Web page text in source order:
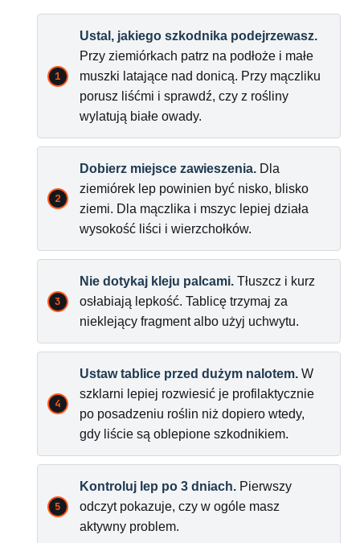
Ustal, jakiego szkodnika podejrzewasz.
Przy ziemiórkach patrz na podłoże i małe
muszki latające nad donicą. Przy mączliku
porusz liśćmi i sprawdź, czy z rośliny
wylatują białe owady.
Dobierz miejsce zawieszenia. Dla
ziemiórek lep powinien być nisko, blisko
ziemi. Dla mączlika i mszyc lepiej działa
wysokość liści i wierzchołków.
Nie dotykaj kleju palcami. Tłuszcz i kurz
osłabiają lepkość. Tablicę trzymaj za
nieklejący fragment albo użyj uchwytu.
Ustaw tablice przed dużym nalotem. W
szklarni lepiej rozwiesić je profilaktycznie
po posadzeniu roślin niż dopiero wtedy,
gdy liście są oblepione szkodnikiem.
Kontroluj lep po 3 dniach. Pierwszy
odczyt pokazuje, czy w ogóle masz
aktywny problem.